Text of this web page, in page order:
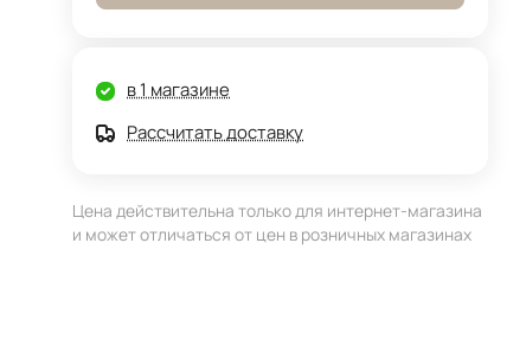
в 1 магазине
Рассчитать доставку
Цена действительна только для интернет-магазина
и может отличаться от цен в розничных магазинах